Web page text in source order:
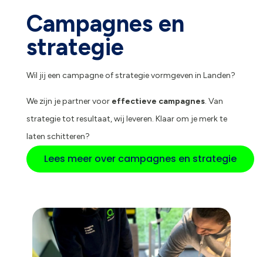
Campagnes en
strategie
Wil jij een campagne of strategie vormgeven in Landen?
We zijn je partner voor effectieve campagnes. Van
strategie tot resultaat, wij leveren. Klaar om je merk te
laten schitteren?
Lees meer over campagnes en strategie